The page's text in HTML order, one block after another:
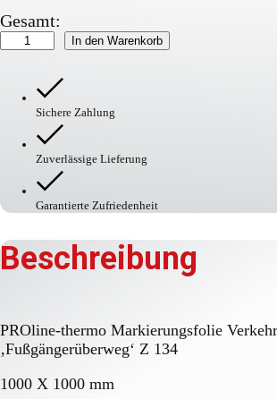
Gesamt:
PROline-
thermo
Verkehrsschild
Menge
In den Warenkorb
Sichere Zahlung
Zuverlässige Lieferung
Garantierte Zufriedenheit
Beschreibung
PROline-thermo Markierungsfolie
‚Fußgängerüberweg‘ Z 134
1000 X 1000 mm